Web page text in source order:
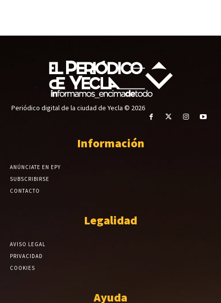
Periódico digital de la ciudad de Yecla © 2026
Información
ANÚNCIATE EN EPY
SUBSCRIBIRSE
CONTACTO
Legalidad
AVISO LEGAL
PRIVACIDAD
COOKIES
Ayuda